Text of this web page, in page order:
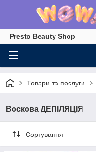
Presto Beauty Shop
Товари та послуги
Воскова ДЕПІЛЯЦІЯ
Сортування